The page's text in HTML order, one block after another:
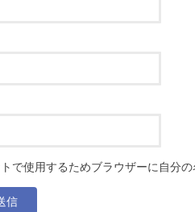
で使用するためブラウザーに自分